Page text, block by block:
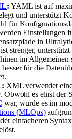
: YAML ist auf
und unterstützt
für
Einstellungen
in
strenger,
im Allgemeinen
für die
: XML verwendet
Obwohl es einst der
war, wurde es im
(MLOps)
einfacheren